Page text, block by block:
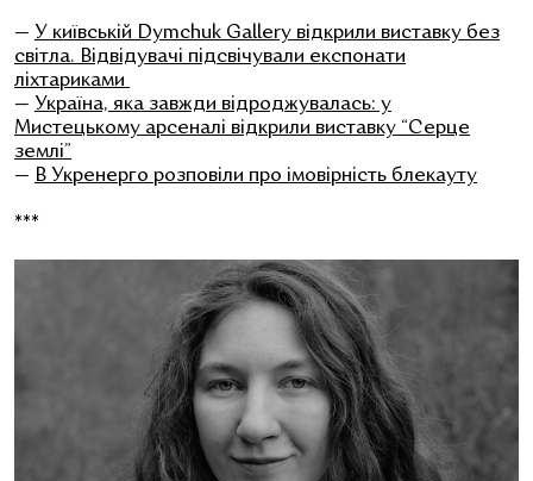
— У київській Dymchuk Gallery відкрили виставку без
світла. Відвідувачі підсвічували експонати
ліхтариками
— Україна, яка завжди відроджувалась: у
Мистецькому арсеналі відкрили виставку “Серце
землі”
— В Укренерго розповіли про імовірність блекауту
***